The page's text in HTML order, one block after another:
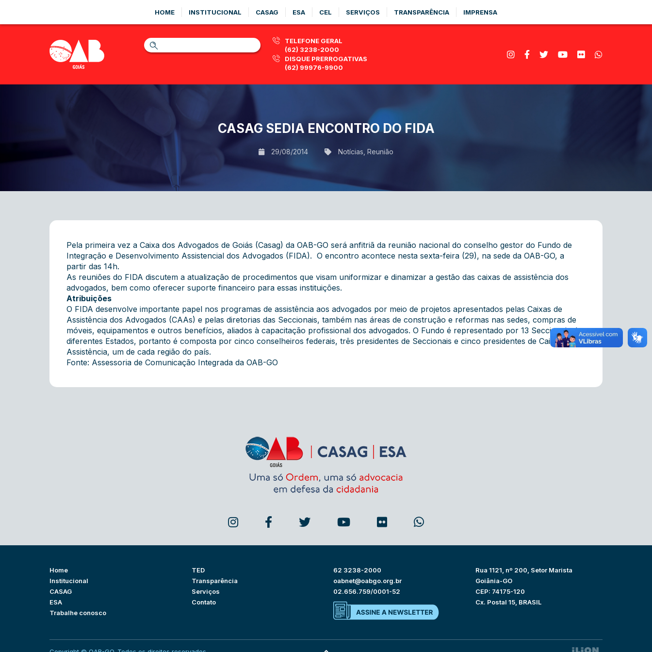
HOME INSTITUCIONAL CASAG ESA CEL SERVIÇOS TRANSPARÊNCIA IMPRENSA
TELEFONE GERAL
(62) 3238-2000
DISQUE PRERROGATIVAS
(62) 99976-9900
CASAG SEDIA ENCONTRO DO FIDA
29/08/2014 Notícias Reunião
Pela primeira vez a Caixa dos Advogados de Goiás (Casag) da OAB-GO será anfitriã da reunião nacional do conselho gestor do Fundo de
Integração e Desenvolvimento Assistencial dos Advogados (FIDA). O encontro acontece nesta sexta-feira (29), na sede da OAB-GO, a
partir das 14h.
As reuniões do FIDA discutem a atualização de procedimentos que visam uniformizar e dinamizar a gestão das caixas de assistência dos
advogados, bem como oferecer suporte financeiro para essas instituições.
Atribuições
O FIDA desenvolve importante papel nos programas de assistência aos advogados por meio de projetos apresentados pelas Caixas de
Assistência dos Advogados (CAAs) e pelas diretorias das Seccionais, também nas áreas de construção e reformas nas sedes, compras de
móveis, equipamentos e outros benefícios, aliados à capacitação profissional dos advogados. O Fundo é representado por 13 Seccionais de
diferentes Estados, portanto é composta por cinco conselheiros federais, três presidentes de Seccionais e cinco presidentes de Caixas de
Assistência, um de cada região do país.
Fonte: Assessoria de Comunicação Integrada da OAB-GO
Home
Institucional
CASAG
ESA
Trabalhe conosco
TED
Transparência
Serviços
Contato
62 3238-2000
oabnet@oabgo.org.br
02.656.759/0001-52
Rua 1121, nº 200, Setor Marista
Goiânia-GO
CEP: 74175-120
Cx. Postal 15, BRASIL